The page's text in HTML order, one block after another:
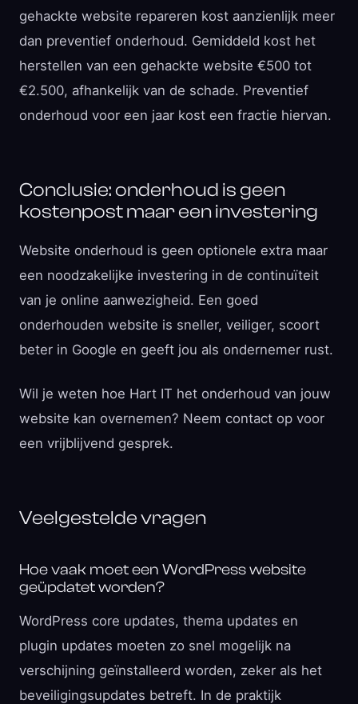
gehackte website repareren kost aanzienlijk meer
dan preventief onderhoud. Gemiddeld kost het
herstellen van een gehackte website €500 tot
€2.500, afhankelijk van de schade. Preventief
onderhoud voor een jaar kost een fractie hiervan.
Conclusie: onderhoud is geen
kostenpost maar een investering
Website onderhoud is geen optionele extra maar
een noodzakelijke investering in de continuïteit
van je online aanwezigheid. Een goed
onderhouden website is sneller, veiliger, scoort
beter in Google en geeft jou als ondernemer rust.
Wil je weten hoe Hart IT het onderhoud van jouw
website kan overnemen? Neem contact op voor
een vrijblijvend gesprek.
Veelgestelde vragen
Hoe vaak moet een WordPress website
geüpdatet worden?
WordPress core updates, thema updates en
plugin updates moeten zo snel mogelijk na
verschijning geïnstalleerd worden, zeker als het
beveiligingsupdates betreft. In de praktijk